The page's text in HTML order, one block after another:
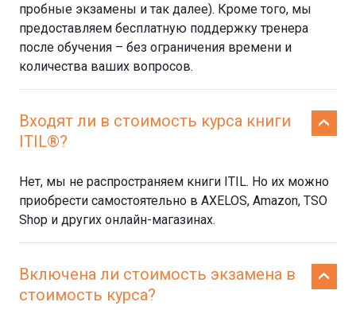
пробные экзамены и так далее). Кроме того, мы
предоставляем бесплатную поддержку тренера
после обучения – без ограничения времени и
количества ваших вопросов.
Входят ли в стоимость курса книги
ITIL®?
Нет, мы не распространяем книги ITIL. Но их можно
приобрести самостоятельно в AXELOS, Amazon, TSO
Shop и других онлайн-магазинах.
Включена ли стоимость экзамена в
стоимость курса?